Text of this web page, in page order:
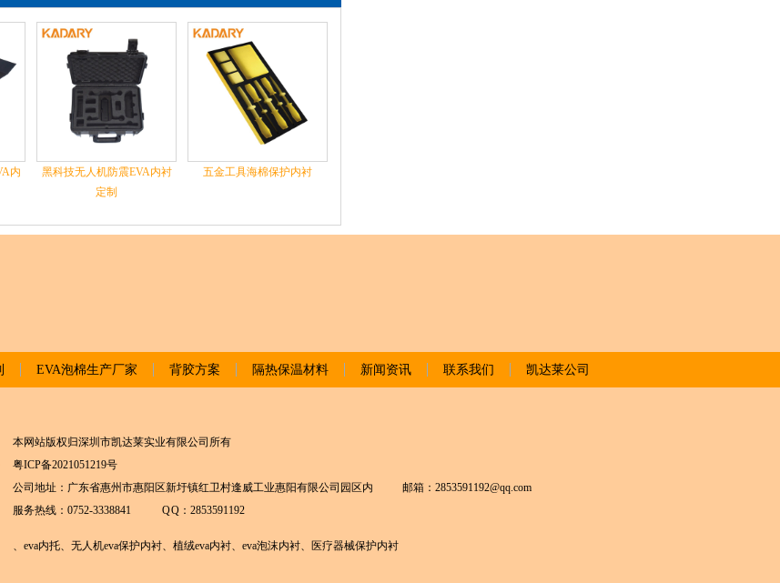
内
黑科技无人机防震EVA内衬
定制
五金工具海棉保护内衬
EVA泡棉生产厂家 背胶方案 隔热保温材料 新闻资讯 联系我们 凯达莱公司
本网站版权归深圳市凯达莱实业有限公司所有
粤ICP备2021051219号
公司地址：广东省惠州市惠阳区新圩镇红卫村逢威工业惠阳有限公司园区内
邮箱：2853591192@qq.com
服务热线：0752-3338841
Q Q：2853591192
、eva内托、无人机eva保护内衬、植绒eva内衬、eva泡沫内衬、医疗器械保护内衬